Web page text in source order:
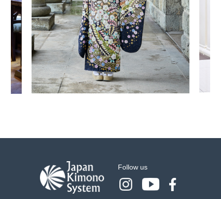
Follow us